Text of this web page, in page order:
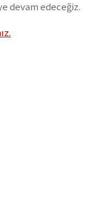
devam edeceğiz.